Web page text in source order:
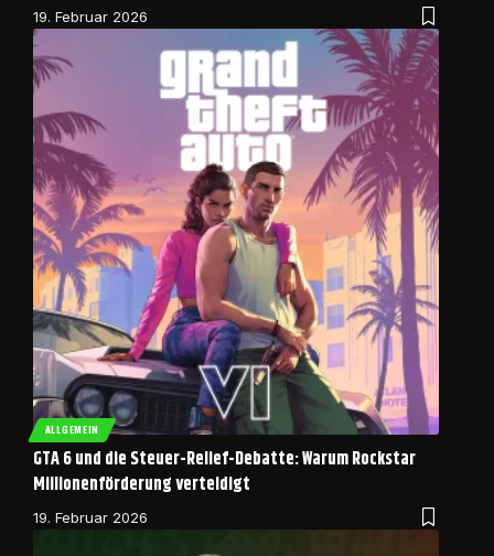
19. Februar 2026
ALLGEMEIN
GTA 6 und die Steuer-Relief-Debatte: Warum Rockstar
Millionenförderung verteidigt
19. Februar 2026